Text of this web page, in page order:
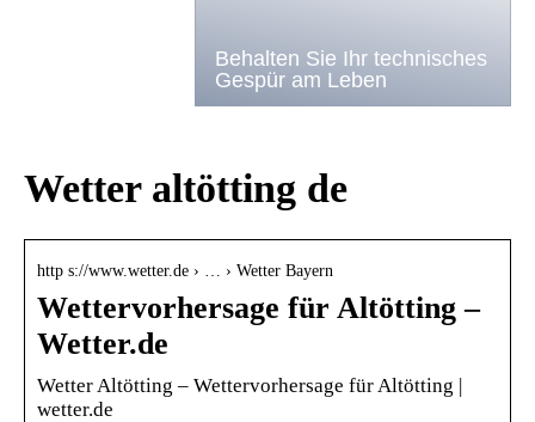
Behalten Sie Ihr technisches
Gespür am Leben
Wetter altötting de
http s://www.wetter.de › … › Wetter Bayern
Wettervorhersage für Altötting –
Wetter.de
Wetter Altötting – Wettervorhersage für Altötting |
wetter.de